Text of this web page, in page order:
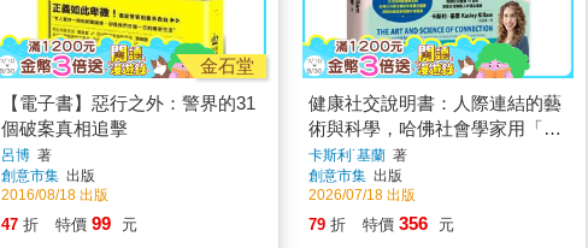
金石堂
【電子書】惡行之外：警界的31
個破案真相追擊
呂博 著
創意市集 出版
2016/08/18 出版
47 折 特價 99 元
健康社交說明書：人際連結的藝
術與科學，哈佛社會學家用「5-
3-1法則」打開人生快樂關鍵
【鸚鵡螺圖書獎金獎】
卡斯利˙基蘭著
創意市集 出版
2026/07/18 出版
79 折 特價 356 元